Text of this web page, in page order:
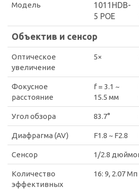
Модель
1011HDB-
5 POE
Объектив и сенсор
Оптическое
увеличение
5×
Фокусное
расстояние
f = 3.1 ~
15.5 мм
Угол обзора 83.7°
Диафрагма (AV) F1.8 ~ F2.8
Сенсор 1/2.8
Количество
эффективных
16: 9, 2.07 Мп